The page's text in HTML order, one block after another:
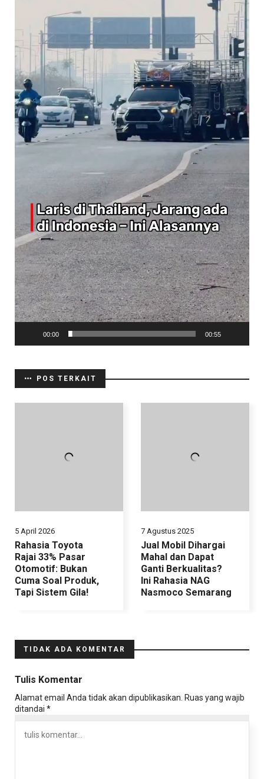
00:00 00:55
POS TERKAIT
5 April 2026
Rahasia Toyota
Rajai 33% Pasar
Otomotif: Bukan
Cuma Soal Produk,
Tapi Sistem Gila!
7 Agustus 2025
Jual Mobil Dihargai
Mahal dan Dapat
Ganti Berkualitas?
Ini Rahasia NAG
Nasmoco Semarang
TIDAK ADA KOMENTAR
Tulis Komentar
Alamat email Anda tidak akan dipublikasikan. Ruas yang wajib
ditandai *